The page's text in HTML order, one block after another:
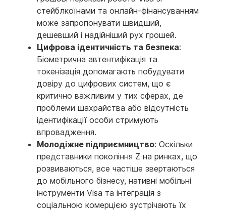
стейблкоїнами та онлайн-фінансуванням
може запропонувати швидший,
дешевший і надійніший рух грошей.
Цифрова ідентичність та безпека:
Біометрична автентифікація та
токенізація допомагають побудувати
довіру до цифрових систем, що є
критично важливим у тих сферах, де
проблеми шахрайства або відсутність
ідентифікації особи стримують
впровадження.
Молодіжне підприємництво: Оскільки
представники покоління Z на ринках, що
розвиваються, все частіше звертаються
до мобільного бізнесу, нативні мобільні
інструменти Visa та інтеграція з
соціальною комерцією зустрічають їх